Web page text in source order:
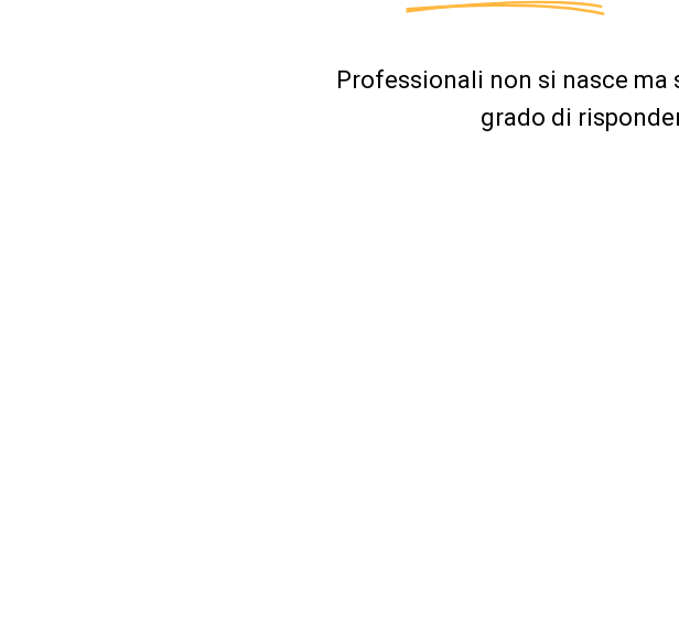
Professionali non si nasce ma
grado di